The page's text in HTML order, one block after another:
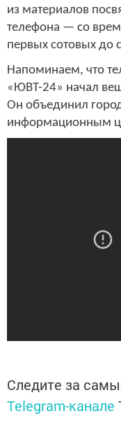
из материалов
телефона — со
первых сотовых до
Напоминаем, что
«ЮВТ-24» начал
Он объединил
информационным
Следите за
Telegram-канале